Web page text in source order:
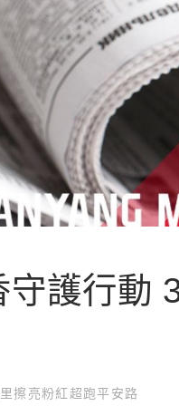
護行動
擦亮粉紅超跑平安路